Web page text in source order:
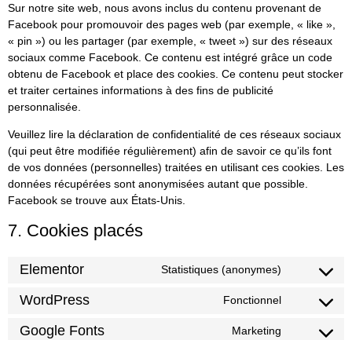
Sur notre site web, nous avons inclus du contenu provenant de
Facebook pour promouvoir des pages web (par exemple, « like »,
« pin ») ou les partager (par exemple, « tweet ») sur des réseaux
sociaux comme Facebook. Ce contenu est intégré grâce un code
obtenu de Facebook et place des cookies. Ce contenu peut stocker
et traiter certaines informations à des fins de publicité
personnalisée.
Veuillez lire la déclaration de confidentialité de ces réseaux sociaux
(qui peut être modifiée régulièrement) afin de savoir ce qu’ils font
de vos données (personnelles) traitées en utilisant ces cookies. Les
données récupérées sont anonymisées autant que possible.
Facebook se trouve aux États-Unis.
7. Cookies placés
Elementor Statistiques (anonymes)
WordPress Fonctionnel
Google Fonts Marketing